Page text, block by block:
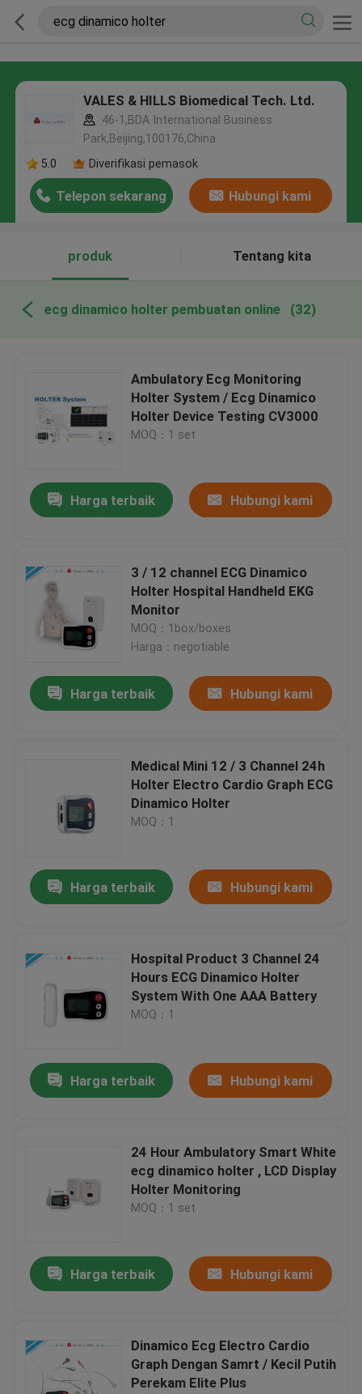
VALES & HILLS Biomedical Tech. Ltd.
46-1,BDA International Business
Park,Beijing,100176,China
5.0
Diverifikasi pemasok
Telepon sekarang Hubungi kami
produk Tentang kita
ecg dinamico holter pembuatan online (32)
Ambulatory Ecg Monitoring
Holter System / Ecg Dinamico
Holter Device Testing CV3000
MOQ：1 set
Harga terbaik Hubungi kami
3 / 12 channel ECG Dinamico
Holter Hospital Handheld EKG
Monitor
MOQ：1box/boxes
Harga：negotiable
Harga terbaik Hubungi kami
Medical Mini 12 / 3 Channel 24h
Holter Electro Cardio Graph ECG
Dinamico Holter
MOQ：1
Harga terbaik Hubungi kami
Hospital Product 3 Channel 24
Hours ECG Dinamico Holter
System With One AAA Battery
MOQ：1
Harga terbaik Hubungi kami
24 Hour Ambulatory Smart White
ecg dinamico holter , LCD Display
Holter Monitoring
MOQ：1 set
Harga terbaik Hubungi kami
Dinamico Ecg Electro Cardio
Graph Dengan Samrt / Kecil Putih
Perekam Elite Plus